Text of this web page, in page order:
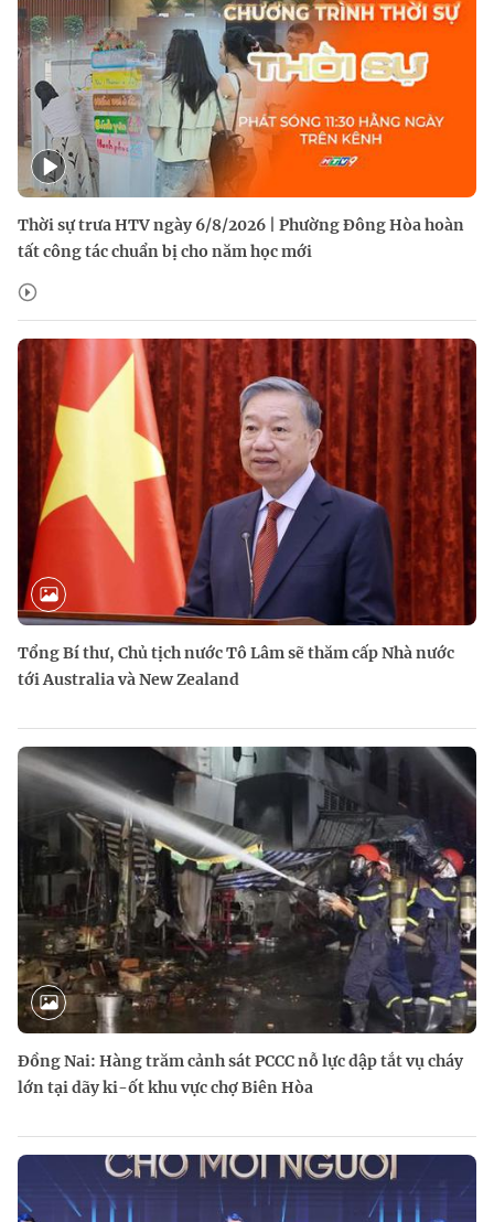
Thời sự trưa HTV ngày 6/8/2026 | Phường Đông Hòa hoàn
tất công tác chuẩn bị cho năm học mới
Tổng Bí thư, Chủ tịch nước Tô Lâm sẽ thăm cấp Nhà nước
tới Australia và New Zealand
Đồng Nai: Hàng trăm cảnh sát PCCC nỗ lực dập tắt vụ cháy
lớn tại dãy ki-ốt khu vực chợ Biên Hòa